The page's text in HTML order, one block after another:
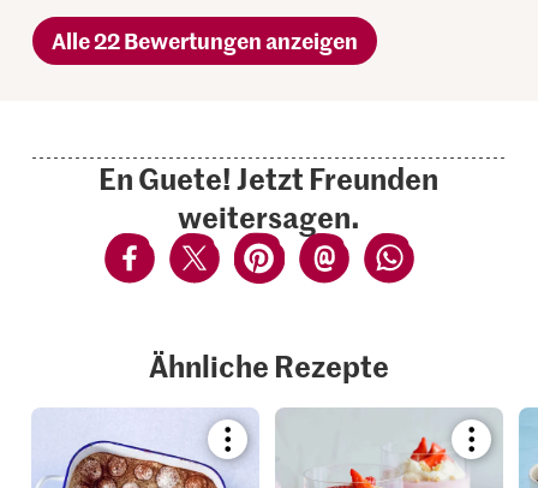
Alle 22 Bewertungen anzeigen
En Guete! Jetzt Freunden
weitersagen.
Ähnliche Rezepte
Bookmark
recipe
or
recipe